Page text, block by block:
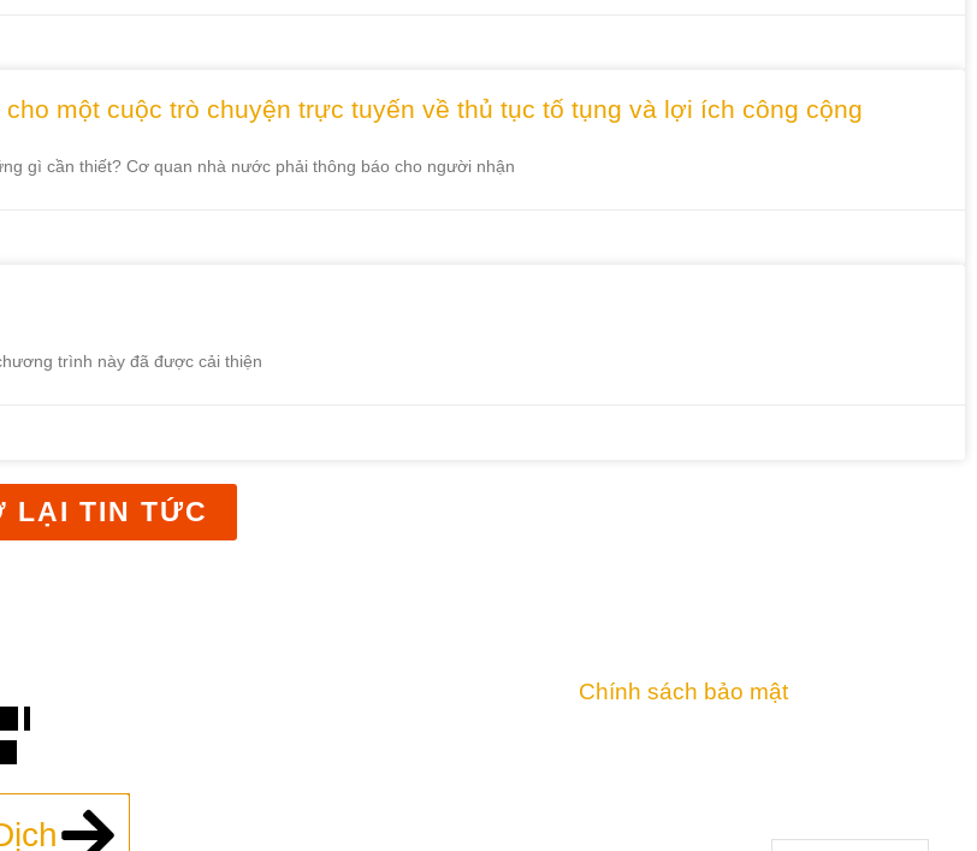
một cuộc trò chuyện trực tuyến về thủ tục tố tụng và lợi ích công cộng
gì cần thiết? Cơ quan nhà nước phải thông báo cho người nhận
trình này đã được cải thiện
LẠI TIN TỨC
Chính sách bảo mật